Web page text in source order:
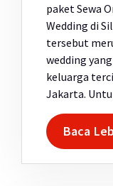
paket Sewa
Wedding di
tersebut
wedding
keluarga
Jakarta.
Baca